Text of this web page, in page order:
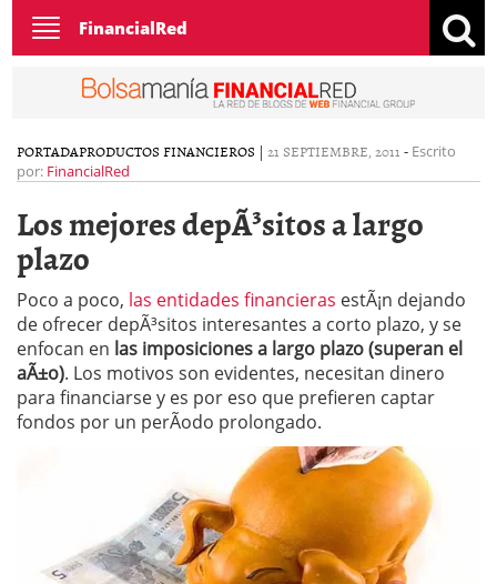
Toggle
navigation
FinancialRed
PORTADAPRODUCTOS FINANCIEROS | 21 SEPTIEMBRE, 2011 - Escrito
por: FinancialRed
Los mejores depÃ³sitos a largo
plazo
Poco a poco, las entidades financieras estÃ¡n dejando
de ofrecer depÃ³sitos interesantes a corto plazo, y se
enfocan en las imposiciones a largo plazo (superan el
aÃ±o). Los motivos son evidentes, necesitan dinero
para financiarse y es por eso que prefieren captar
fondos por un perÃ­odo prolongado.